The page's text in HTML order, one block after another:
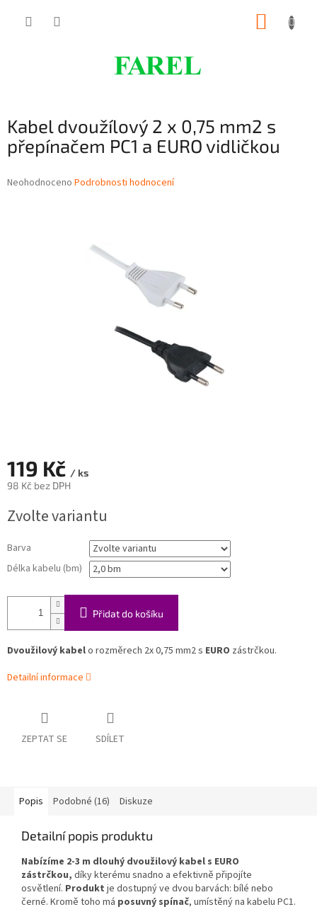
Kabel dvoužílový 2 x 0,75 mm2 s
přepínačem PC1 a EURO vidličkou
Průměrné
Neohodnoceno Podrobnosti hodnocení
119 Kč / ks
98 Kč bez DPH
cena:
Zvolte variantu
Barva
Délka kabelu (bm)
Přidat do košíku
Dvoužilový kabelo rozměrech 2x 0,75 mm2 s EURO zástrčkou.
Detailní informace
ZEPTAT SE SDÍLET
Popis Podobné (16) Diskuze
Detailní popis produktu
Nabízíme 2-3 m dlouhý dvoužilový kabel s EURO
zástrčkou, díky kterému snadno a efektivně připojíte
osvětlení. Produkt je dostupný ve dvou barvách: bílé nebo
černé. Kromě toho má posuvný spínač, umístěný na kabelu PC1.